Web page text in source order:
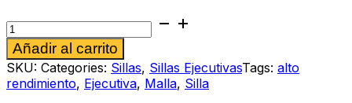
Silla
ejecutiva
Daniela
B
rojo
cantidad
Añadir al carrito
SKU: Categories: Sillas, Sillas EjecutivasTags: alto
rendimiento, Ejecutiva, Malla, Silla